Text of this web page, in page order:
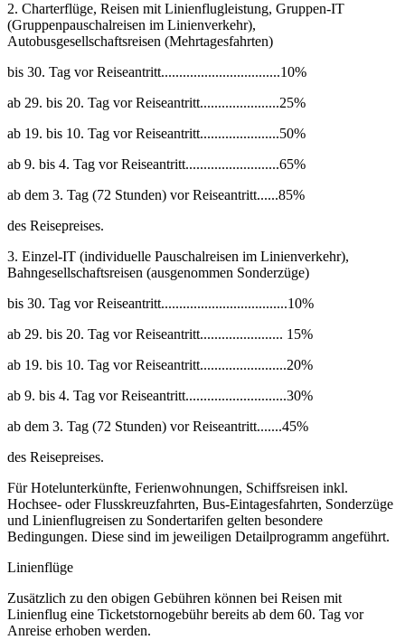
2. Charterflüge, Reisen mit Linienflugleistung, Gruppen-IT
(Gruppenpauschalreisen im Linienverkehr),
Autobusgesellschaftsreisen (Mehrtagesfahrten)
bis 30. Tag vor Reiseantritt.................................10%
ab 29. bis 20. Tag vor Reiseantritt......................25%
ab 19. bis 10. Tag vor Reiseantritt......................50%
ab 9. bis 4. Tag vor Reiseantritt..........................65%
ab dem 3. Tag (72 Stunden) vor Reiseantritt......85%
des Reisepreises.
3. Einzel-IT (individuelle Pauschalreisen im Linienverkehr),
Bahngesellschaftsreisen (ausgenommen Sonderzüge)
bis 30. Tag vor Reiseantritt...................................10%
ab 29. bis 20. Tag vor Reiseantritt....................... 15%
ab 19. bis 10. Tag vor Reiseantritt........................20%
ab 9. bis 4. Tag vor Reiseantritt............................30%
ab dem 3. Tag (72 Stunden) vor Reiseantritt.......45%
des Reisepreises.
Für Hotelunterkünfte, Ferienwohnungen, Schiffsreisen inkl.
Hochsee- oder Flusskreuzfahrten, Bus-Eintagesfahrten, Sonderzüge
und Linienflugreisen zu Sondertarifen gelten besondere
Bedingungen. Diese sind im jeweiligen Detailprogramm angeführt.
Linienflüge
Zusätzlich zu den obigen Gebühren können bei Reisen mit
Linienflug eine Ticketstornogebühr bereits ab dem 60. Tag vor
Anreise erhoben werden.